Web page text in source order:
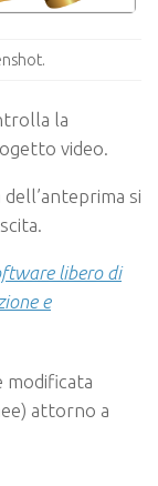
la
video.
si
libero di
e
modificata
attorno a